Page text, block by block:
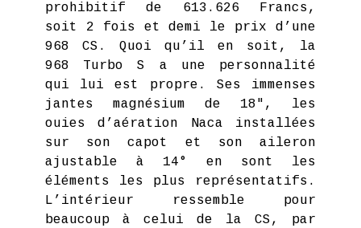
prohibitif de 613.626 Francs,
soit 2 fois et demi le prix d’une
968 CS. Quoi qu’il en soit, la
968 Turbo S a une personnalité
qui lui est propre. Ses immenses
jantes magnésium de 18", les
ouies d’aération Naca installées
sur son capot et son aileron
ajustable à 14° en sont les
éléments les plus représentatifs.
L’intérieur ressemble pour
beaucoup à celui de la CS, par